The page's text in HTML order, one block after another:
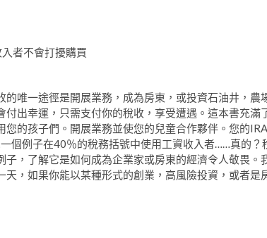
者不會打擾購買
的唯一途徑是開展業務，成為房東，或投資石油井，
付出幸運，只需支付你的稅收，享受遭遇。這本書充
您的孩子們。開展業務並使您的兒童合作夥伴。您的
個例子在40％的稅務括號中使用工資收入者……真的？
子，了解它是如何成為企業家或房東的經濟令人敬畏
天，如果你能以某種形式的創業，高風險投資，或者是